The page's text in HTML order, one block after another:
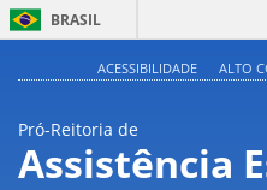
BRASIL
ACESSIBILIDADE ALTO
Pró-Reitoria de
Assistência